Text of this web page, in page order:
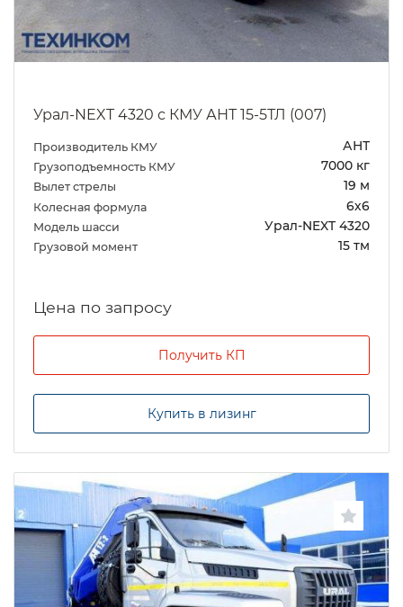
Урал-NEXT 4320 с КМУ АНТ 15-5ТЛ (007)
Производитель КМУ АНТ
Грузоподъемность КМУ 7000 кг
Вылет стрелы 19 м
Колесная формула 6х6
Модель шасси Урал-NEXT 4320
Грузовой момент 15 тм
Цена по запросу
Получить КП
Купить в лизинг